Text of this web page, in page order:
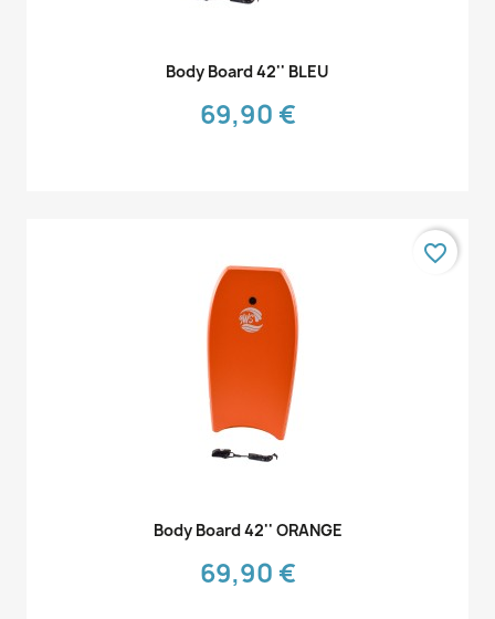
 Aperçu rapide
Body Board 42'' BLEU
69,90 €
Aperçu rapide
Body Board 42'' ORANGE
69,90 €
favorite_border